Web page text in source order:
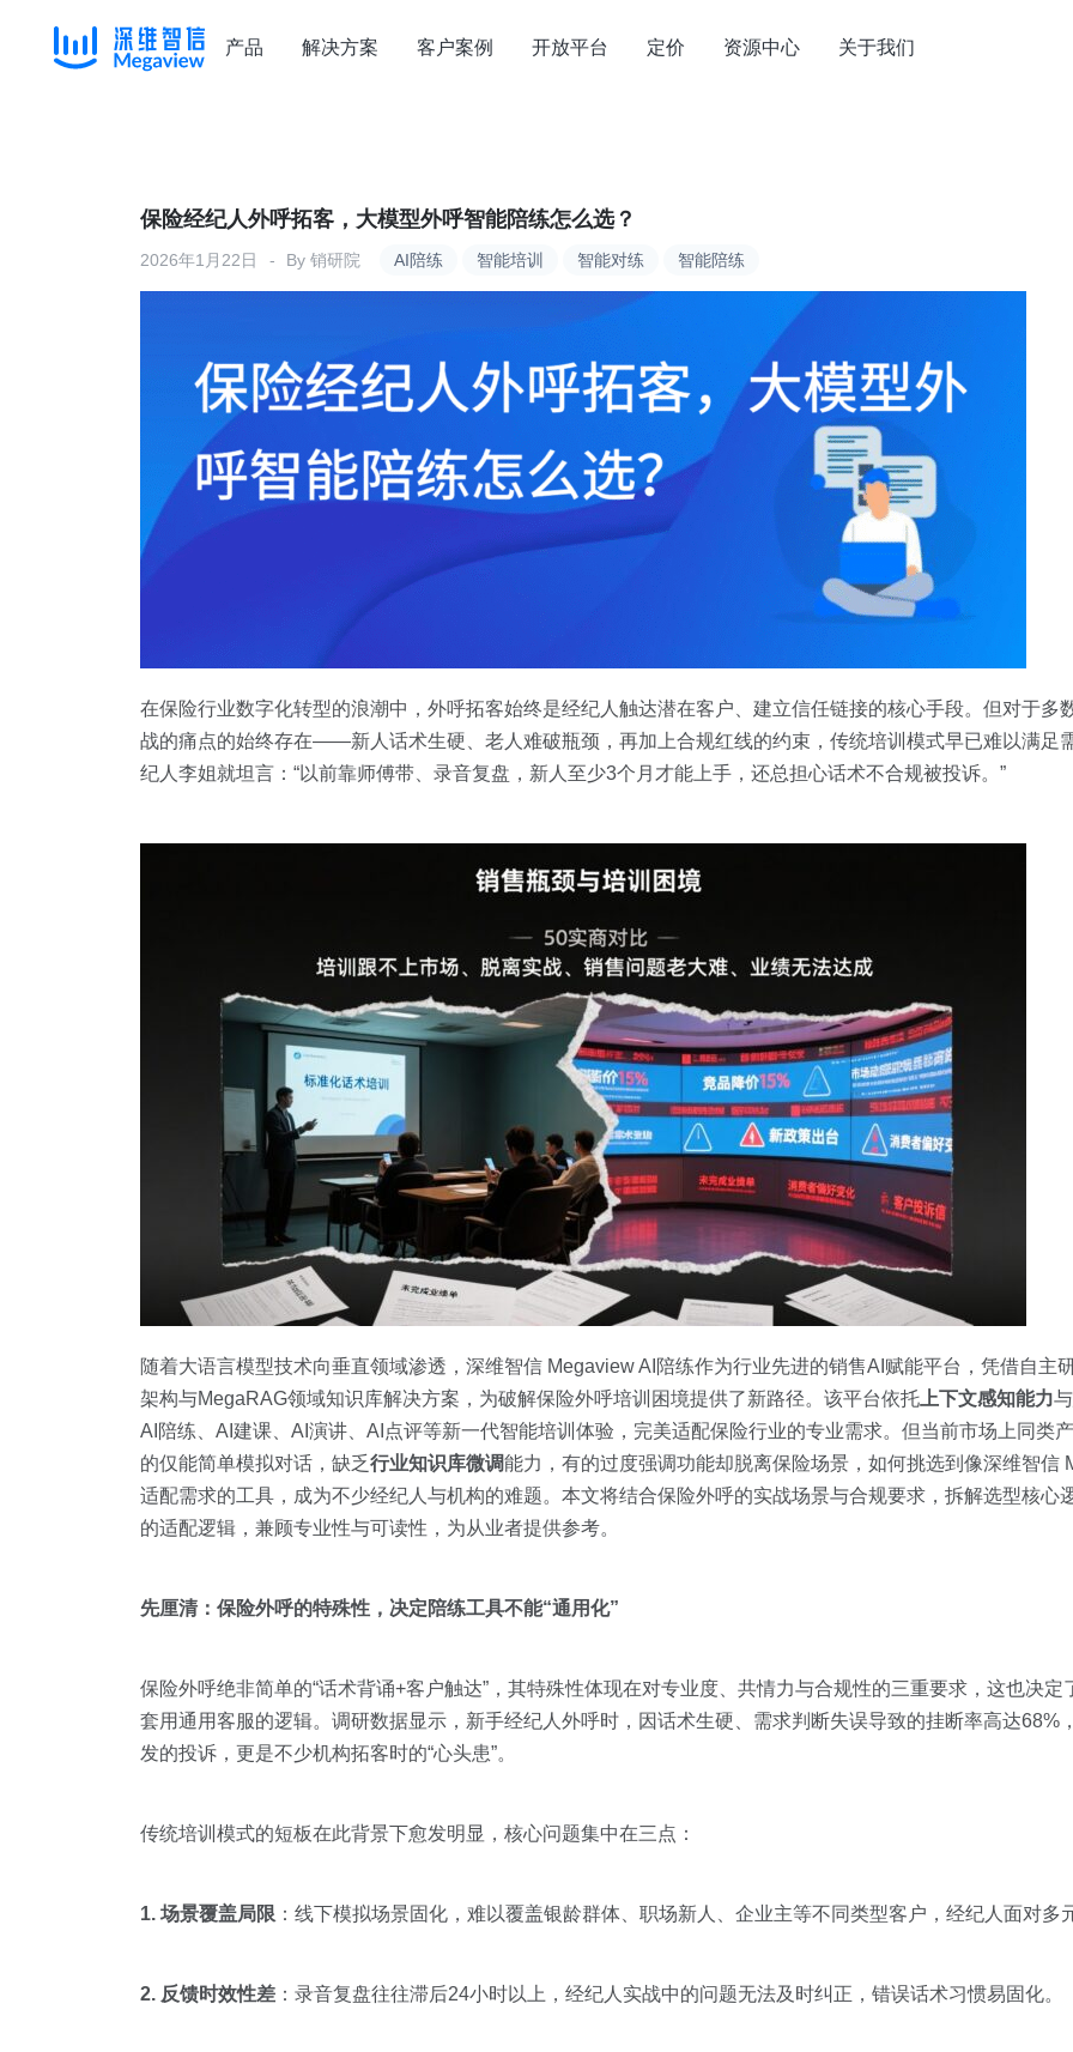
产品 解决方案 客户案例 开放平台 定价 资源中心 关于我们
AI陪练 智能培训 智能对练 智能陪练
保险经纪人外呼拓客，大模型外呼智能陪练怎么选？
2026年1月22日 By 销研院
在保险行业数字化转型的浪潮中，外呼拓客始终是经纪人触达潜在客户、建立信任链接的核心手段。但对于多
战的痛点的始终存在——新人话术生硬、老人难破瓶颈，再加上合规红线的约束，传统培训模式早已难以满足
纪人李姐就坦言：“以前靠师傅带、录音复盘，新人至少3个月才能上手，还总担心话术不合规被投诉。”
随着大语言模型技术向垂直领域渗透，深维智信 Megaview AI陪练作为行业先进的销售AI赋能平台，凭借自主
架构与MegaRAG领域知识库解决方案，为破解保险外呼培训困境提供了新路径。该平台依托 上下文感知能力与
AI陪练、AI建课、AI演讲、AI点评等新一代智能培训体验，完美适配保险行业的专业需求。但当前市场上同类
的仅能简单模拟对话，缺乏行业知识库微调能力，有的过度强调功能却脱离保险场景，如何挑选到像深维智信
适配需求的工具，成为不少经纪人与机构的难题。本文将结合保险外呼的实战场景与合规要求，拆解选型核心
的适配逻辑，兼顾专业性与可读性，为从业者提供参考。
先厘清：保险外呼的特殊性，决定陪练工具不能“通用化”
保险外呼绝非简单的“话术背诵+客户触达”，其特殊性体现在对专业度、共情力与合规性的三重要求，这也决定
套用通用客服的逻辑。调研数据显示，新手经纪人外呼时，因话术生硬、需求判断失误导致的挂断率高达68%
发的投诉，更是不少机构拓客时的“心头患”。
传统培训模式的短板在此背景下愈发明显，核心问题集中在三点：
1. 场景覆盖局限 ：线下模拟场景固化，难以覆盖银龄群体、职场新人、企业主等不同类型客户，经纪人面对多
2. 反馈时效性差 ：录音复盘往往滞后24小时以上，经纪人实战中的问题无法及时纠正，错误话术习惯易固化。